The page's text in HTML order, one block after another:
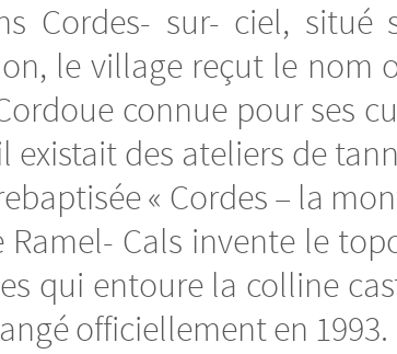
Cordes- sur- ciel, situé
le village reçut le nom
connue pour ses
existait des ateliers de
« Cordes – la
Cals invente le
qui entoure la colline
officiellement en 1993.